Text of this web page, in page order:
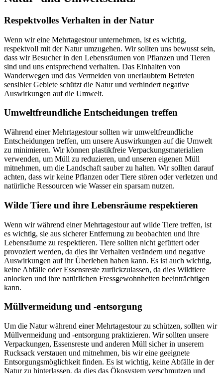
Respektvolles Verhalten in der Natur
Wenn wir eine Mehrtagestour unternehmen, ist es wichtig,
respektvoll mit der Natur umzugehen. Wir sollten uns bewusst sein,
dass wir Besucher in den Lebensräumen von Pflanzen und Tieren
sind und uns entsprechend verhalten. Das Einhalten von
Wanderwegen und das Vermeiden von unerlaubtem Betreten
sensibler Gebiete schützt die Natur und verhindert negative
Auswirkungen auf die Umwelt.
Umweltfreundliche Entscheidungen treffen
Während einer Mehrtagestour sollten wir umweltfreundliche
Entscheidungen treffen, um unsere Auswirkungen auf die Umwelt
zu minimieren. Wir können plastikfreie Verpackungsmaterialien
verwenden, um Müll zu reduzieren, und unseren eigenen Müll
mitnehmen, um die Landschaft sauber zu halten. Wir sollten darauf
achten, dass wir keine Pflanzen oder Tiere stören oder verletzen und
natürliche Ressourcen wie Wasser ein sparsam nutzen.
Wilde Tiere und ihre Lebensräume respektieren
Wenn wir während einer Mehrtagestour auf wilde Tiere treffen, ist
es wichtig, sie aus sicherer Entfernung zu beobachten und ihre
Lebensräume zu respektieren. Tiere sollten nicht gefüttert oder
provoziert werden, da dies ihr Verhalten verändern und negative
Auswirkungen auf ihr Überleben haben kann. Es ist auch wichtig,
keine Abfälle oder Essensreste zurückzulassen, da dies Wildtiere
anlocken und ihre natürlichen Fressgewohnheiten beeinträchtigen
kann.
Müllvermeidung und -entsorgung
Um die Natur während einer Mehrtagestour zu schützen, sollten wir
Müllvermeidung und -entsorgung praktizieren. Wir sollten unsere
Verpackungen, Essensreste und anderen Müll sicher in unserem
Rucksack verstauen und mitnehmen, bis wir eine geeignete
Entsorgungsmöglichkeit finden. Es ist wichtig, keine Abfälle in der
Natur zu hinterlassen, da dies das Ökosystem verschmutzen und